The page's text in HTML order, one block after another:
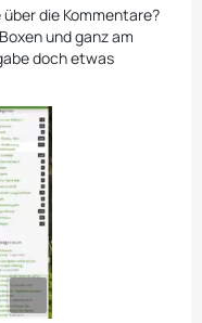
die Kommentare?
und ganz am
doch etwas